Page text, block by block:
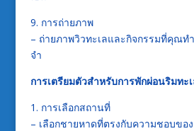
9. การถ่ายภาพ
– ถ่ายภาพวิวทะเลและกิจกรรมที่คุณท
จำ
การเตรียมตัวสำหรับการพักผ่อนริมทะ
1. การเลือกสถานที่
– เลือกชายหาดที่ตรงกับความชอบข